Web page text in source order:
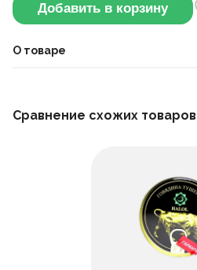
Добавить в корзину
О товаре
подать с гарниром.
Сравнение схожих товаров